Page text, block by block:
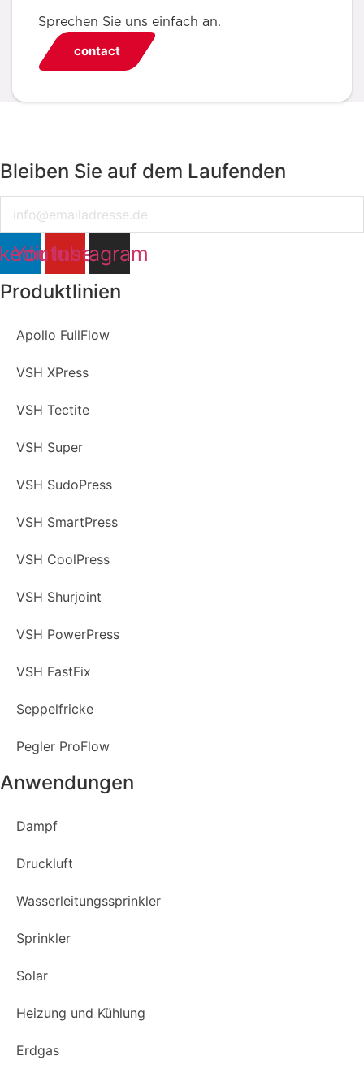
Sprechen Sie uns einfach an.
contact
Bleiben Sie auf dem Laufenden
YoutubeInstagram
Produktlinien
Apollo FullFlow
VSH XPress
VSH Tectite
VSH Super
VSH SudoPress
VSH SmartPress
VSH CoolPress
VSH Shurjoint
VSH PowerPress
VSH FastFix
Seppelfricke
Pegler ProFlow
Anwendungen
Dampf
Druckluft
Wasserleitungssprinkler
Sprinkler
Solar
Heizung und Kühlung
Erdgas